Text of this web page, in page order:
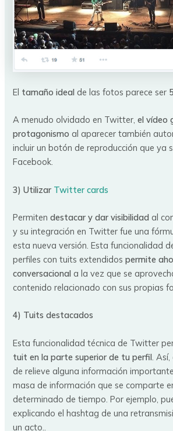
El tamaño ideal de las fotos parece ser
A menudo olvidado en Twitter,el vídeo
protagonismo al aparecer también
incluir un botón de reproducción que ya
Facebook.
3) Utilizar Twitter cards
Permitendestacar y dar visibilidad al
y su integración en Twitter fue una
esta nueva versión. Esta funcionalidad
perfiles con tuits extendidospermite
conversacional a la vez que se
contenido relacionado con sus propias
4) Tuits destacados
Esta funcionalidad técnica de Twitter
tuit en la parte superior de tu perfil .
de relieve alguna información
masa de información que se comparte
determinado de tiempo. Por ejemplo,
explicando el hashtag de una
un acto..